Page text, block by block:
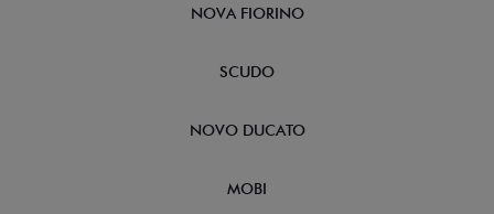
NOVA FIORINO
SCUDO
NOVO DUCATO
MOBI